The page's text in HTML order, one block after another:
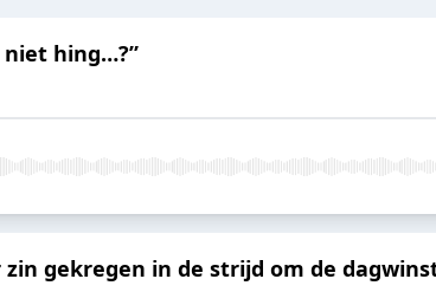
niet hing…?”
gekregen in de strijd om de